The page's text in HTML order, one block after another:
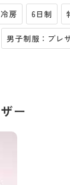
冷房 6日制
男子制服：ブレ
ー